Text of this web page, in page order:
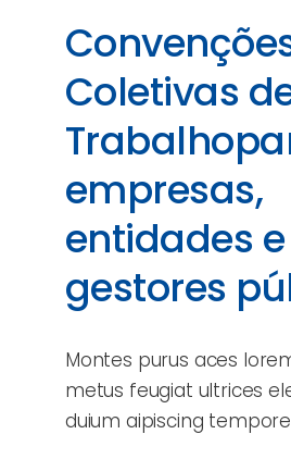
Coletivas
empresas,
entidades e
gestores
Montes purus aces
metus feugiat ultrices
duium aipiscing